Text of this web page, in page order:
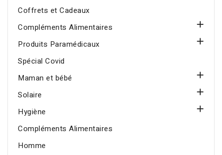
Coffrets et Cadeaux
Compléments Alimentaires

Produits Paramédicaux

Spécial Covid
Maman et bébé

Solaire

Hygiène

Compléments Alimentaires
Homme